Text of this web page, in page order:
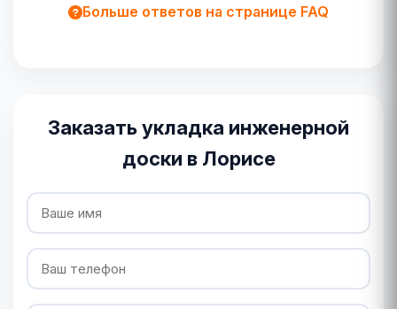
Больше ответов на странице FAQ
Заказать укладка инженерной
доски в Лорисе